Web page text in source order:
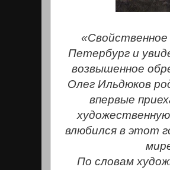
Петербург и
возвышенное
Олег Ильдюков
впервые
влюбился в этот
По словам